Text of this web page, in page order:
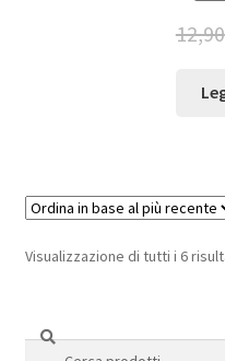
12,90
Visualizzazione di tutti i 6
Cerca:
Cerca